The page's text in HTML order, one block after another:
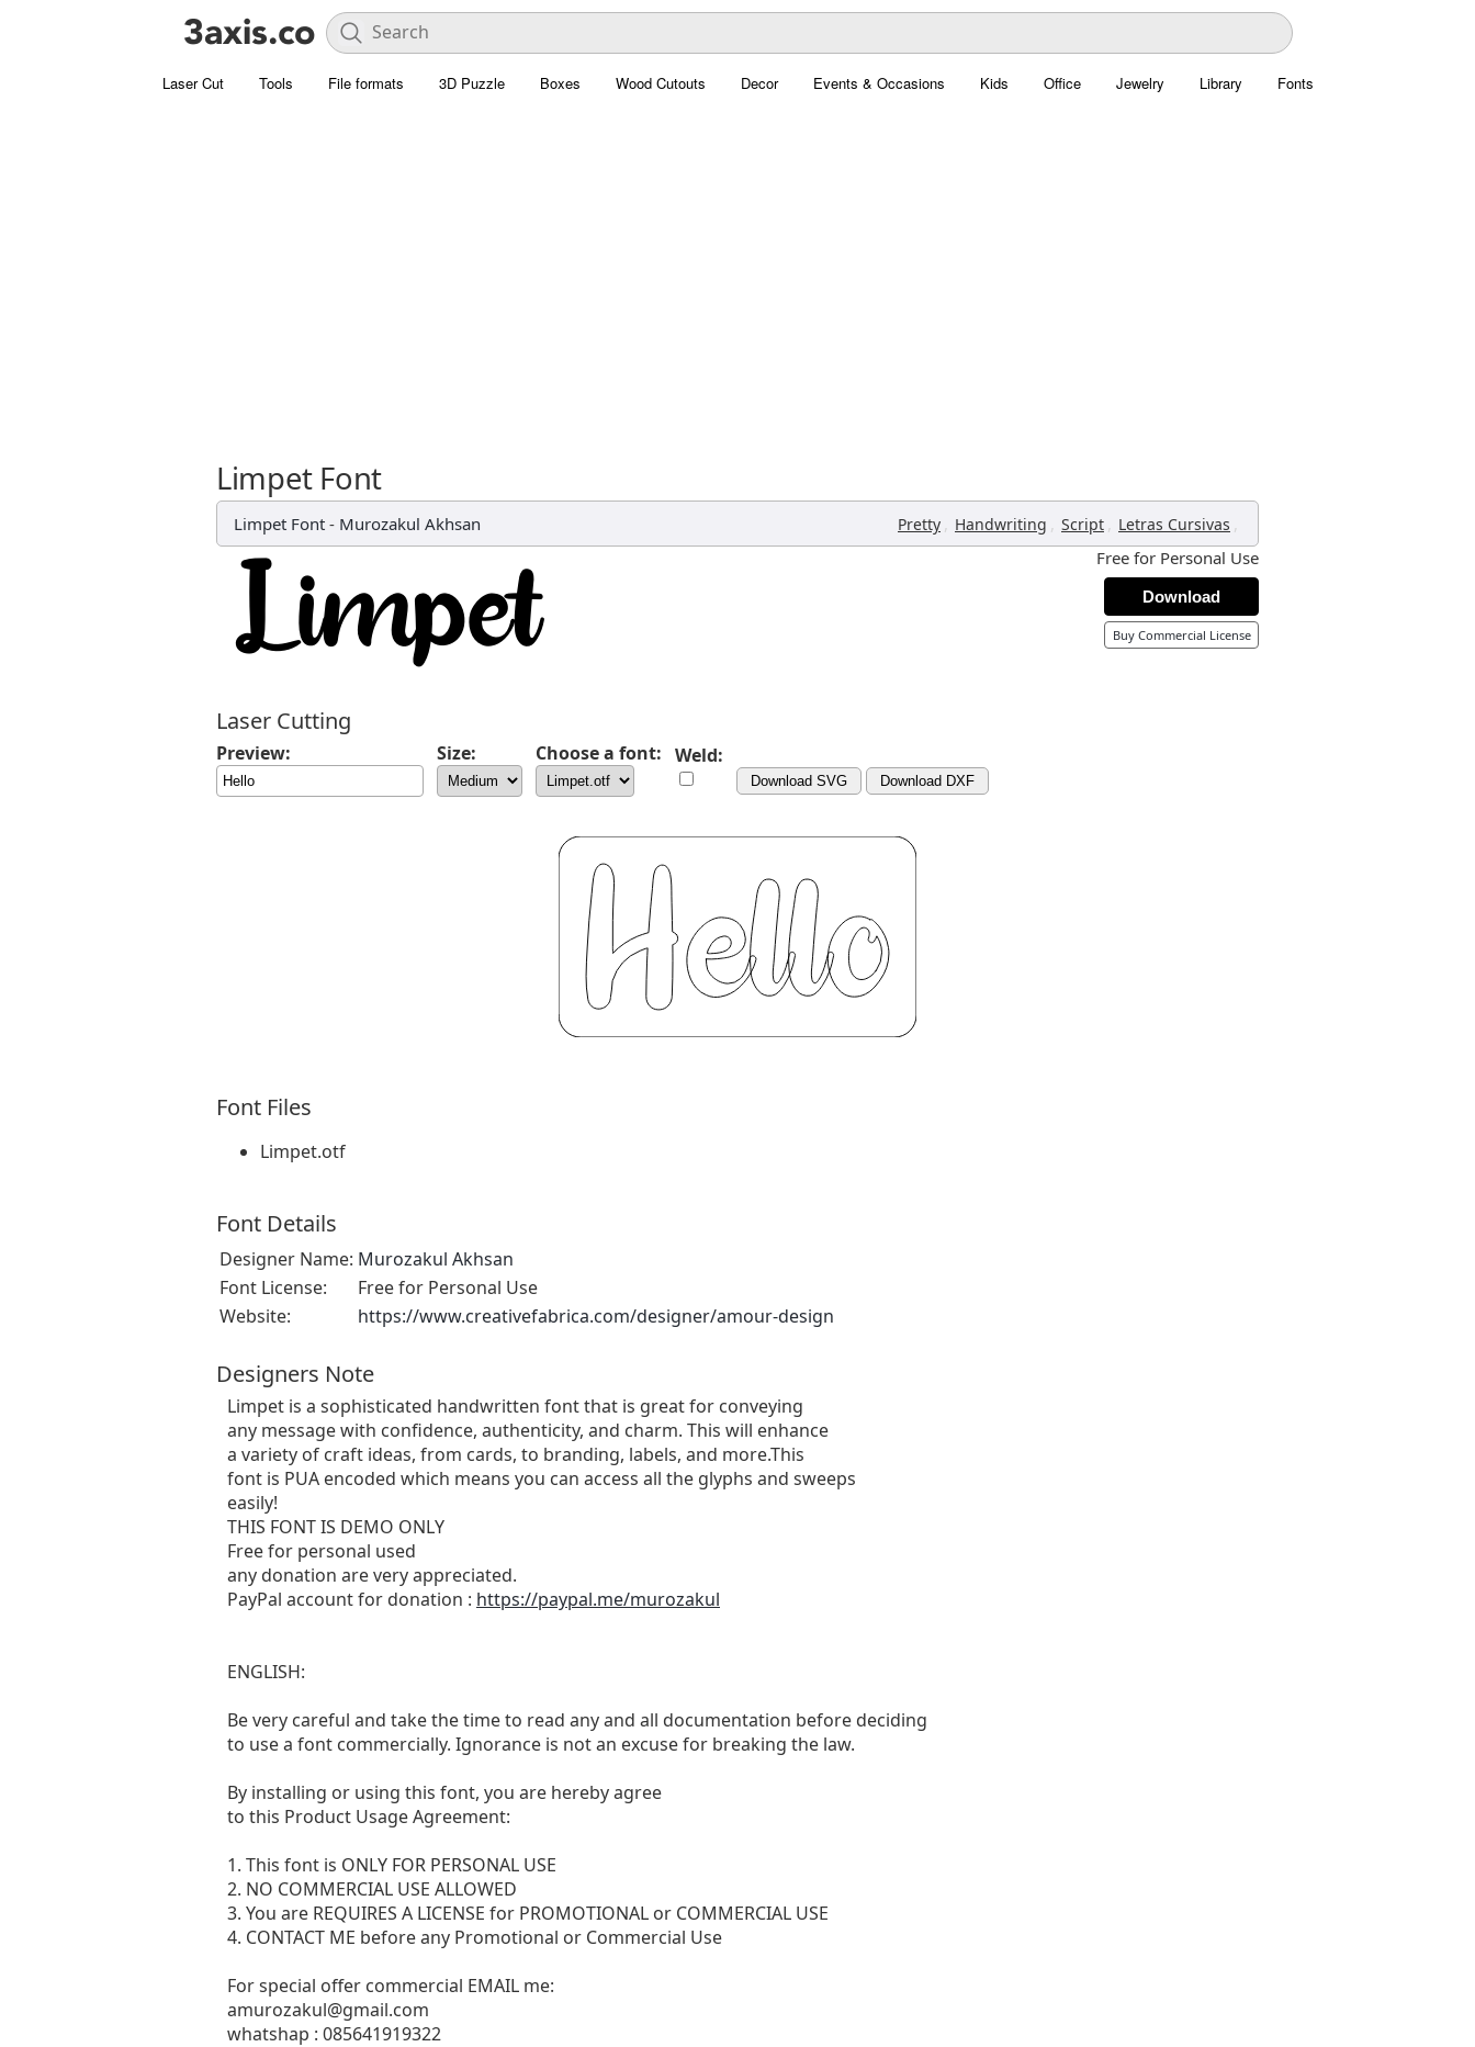
Laser Cut Tools File formats 3D Puzzle Boxes Wood Cutouts Decor Events & Occasions Kids Office Jewelry Library Fonts
Limpet Font
Limpet Font - Murozakul Akhsan Pretty , Handwriting , Script , Letras Cursivas ,
Free for Personal Use
Download
Buy Commercial License
Laser Cutting
Preview: Size: Choose a font: Weld:
Download SVG Download DXF
Font Files
Limpet.otf
Font Details
Designer Name: Murozakul Akhsan
Font License:
Free for Personal Use
Website:
https://www.creativefabrica.com/designer/amour-design
Designers Note
Limpet is a sophisticated handwritten font that is great for conveying
any message with confidence, authenticity, and charm. This will enhance
a variety of craft ideas, from cards, to branding, labels, and more.This
font is PUA encoded which means you can access all the glyphs and sweeps
easily!
THIS FONT IS DEMO ONLY
Free for personal used
any donation are very appreciated.
PayPal account for donation : https://paypal.me/murozakul
ENGLISH:
Be very careful and take the time to read any and all documentation before deciding
to use a font commercially. Ignorance is not an excuse for breaking the law.
By installing or using this font, you are hereby agree
to this Product Usage Agreement:
1. This font is ONLY FOR PERSONAL USE
2. NO COMMERCIAL USE ALLOWED
3. You are REQUIRES A LICENSE for PROMOTIONAL or COMMERCIAL USE
4. CONTACT ME before any Promotional or Commercial Use
For special offer commercial EMAIL me:
amurozakul@gmail.com
whatshap : 085641919322